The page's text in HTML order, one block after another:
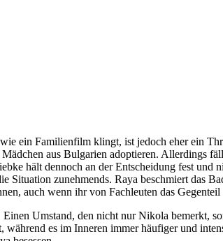
ein Familienfilm klingt, ist jedoch eher ein
aus Bulgarien adoptieren. Allerdings
hält dennoch an der Entscheidung fest und
Situation zunehmends. Raya beschmiert das
auch wenn ihr von Fachleuten das
Umstand, den nicht nur Nikola bemerkt,
es im Inneren immer häufiger und